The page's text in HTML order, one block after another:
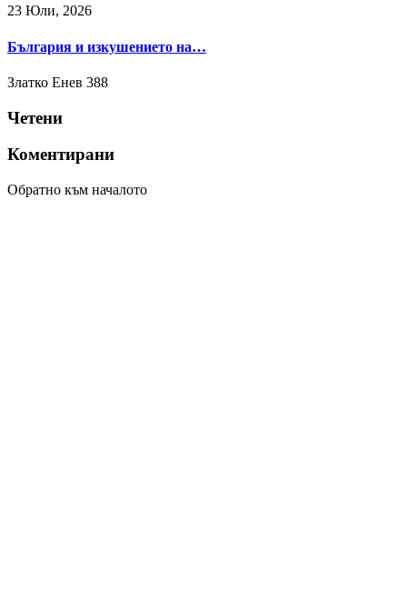
23 Юли, 2026
България и изкушението на…
Златко Енев 388
Четени
Коментирани
Обратно към началото